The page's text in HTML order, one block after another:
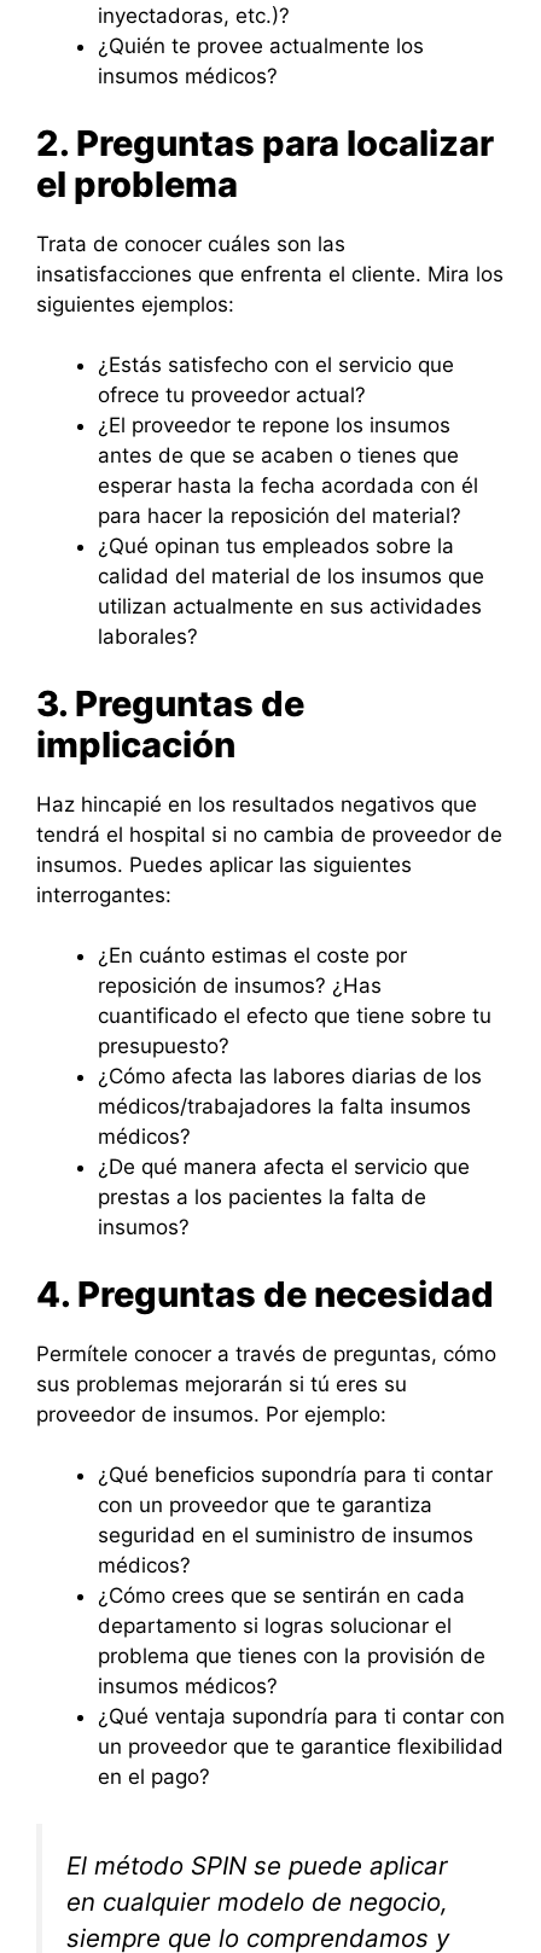
inyectadoras, etc.)?
¿Quién te provee actualmente los
insumos médicos?
2. Preguntas para localizar
el problema
Trata de conocer cuáles son las
insatisfacciones que enfrenta el cliente. Mira los
siguientes ejemplos:
¿Estás satisfecho con el servicio que
ofrece tu proveedor actual?
¿El proveedor te repone los insumos
antes de que se acaben o tienes que
esperar hasta la fecha acordada con él
para hacer la reposición del material?
¿Qué opinan tus empleados sobre la
calidad del material de los insumos que
utilizan actualmente en sus actividades
laborales?
3. Preguntas de
implicación
Haz hincapié en los resultados negativos que
tendrá el hospital si no cambia de proveedor de
insumos. Puedes aplicar las siguientes
interrogantes:
¿En cuánto estimas el coste por
reposición de insumos? ¿Has
cuantificado el efecto que tiene sobre tu
presupuesto?
¿Cómo afecta las labores diarias de los
médicos/trabajadores la falta insumos
médicos?
¿De qué manera afecta el servicio que
prestas a los pacientes la falta de
insumos?
4. Preguntas de necesidad
Permítele conocer a través de preguntas, cómo
sus problemas mejorarán si tú eres su
proveedor de insumos. Por ejemplo:
¿Qué beneficios supondría para ti contar
con un proveedor que te garantiza
seguridad en el suministro de insumos
médicos?
¿Cómo crees que se sentirán en cada
departamento si logras solucionar el
problema que tienes con la provisión de
insumos médicos?
¿Qué ventaja supondría para ti contar con
un proveedor que te garantice flexibilidad
en el pago?
El método SPIN se puede aplicar
en cualquier modelo de negocio,
siempre que lo comprendamos y